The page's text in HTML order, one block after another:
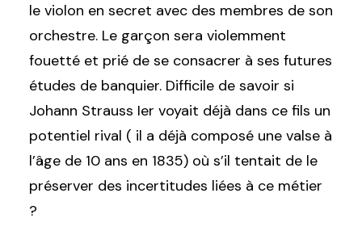
le violon en secret avec des membres de son
orchestre. Le garçon sera violemment
fouetté et prié de se consacrer à ses futures
études de banquier. Difficile de savoir si
Johann Strauss Ier voyait déjà dans ce fils un
potentiel rival ( il a déjà composé une valse à
l’âge de 10 ans en 1835) où s’il tentait de le
préserver des incertitudes liées à ce métier
?